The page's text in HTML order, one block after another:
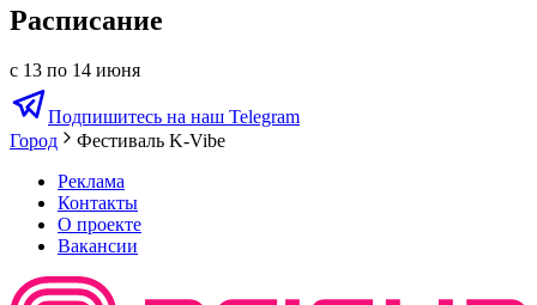
Расписание
с 13 по 14 июня
Подпишитесь на наш Telegram
Город
Фестиваль K-Vibe
Реклама
Контакты
О проекте
Вакансии